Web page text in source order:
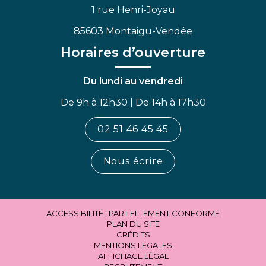
1 rue Henri-Joyau
85603 Montaigu-Vendée
Horaires d’ouverture
Du lundi au vendredi
De 9h à 12h30 | De 14h à 17h30
02 51 46 45 45
Nous écrire
ACCESSIBILITÉ : PARTIELLEMENT CONFORME
PLAN DU SITE
CRÉDITS
MENTIONS LÉGALES
AFFICHAGE LÉGAL